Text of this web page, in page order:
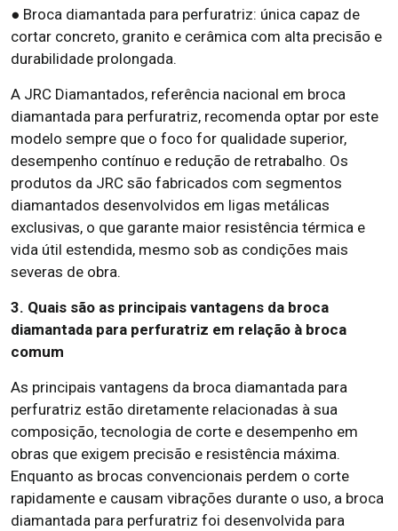
● Broca diamantada para perfuratriz: única capaz de
cortar concreto, granito e cerâmica com alta precisão e
durabilidade prolongada.
A JRC Diamantados, referência nacional em broca
diamantada para perfuratriz, recomenda optar por este
modelo sempre que o foco for qualidade superior,
desempenho contínuo e redução de retrabalho. Os
produtos da JRC são fabricados com segmentos
diamantados desenvolvidos em ligas metálicas
exclusivas, o que garante maior resistência térmica e
vida útil estendida, mesmo sob as condições mais
severas de obra.
3. Quais são as principais vantagens da broca
diamantada para perfuratriz em relação à broca
comum
As principais vantagens da broca diamantada para
perfuratriz estão diretamente relacionadas à sua
composição, tecnologia de corte e desempenho em
obras que exigem precisão e resistência máxima.
Enquanto as brocas convencionais perdem o corte
rapidamente e causam vibrações durante o uso, a broca
diamantada para perfuratriz foi desenvolvida para